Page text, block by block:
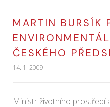
MARTIN BURSÍK
ČESKÉHO
14. 1. 2009
Ministr životního prostředí